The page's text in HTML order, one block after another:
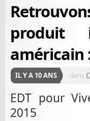
produit
américain
IL Y A 10 ANS dans
EDT pour
2015